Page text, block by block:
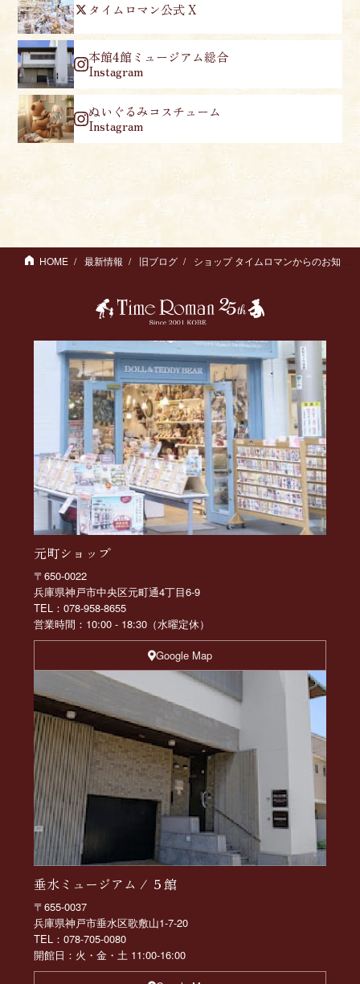
タイムロマン公式 X
本館4館ミュージアム総合
Instagram
ぬいぐるみコスチューム
Instagram
HOME 最新情報 旧ブログ ショップ タイムロマンからのお知らせ
元町ショップ
〒650-0022
兵庫県神戸市中央区元町通4丁目6-9
TEL：078-958-8655
営業時間：10:00 - 18:30（水曜定休）
Google Map
垂水ミュージアム / ５館
〒655-0037
兵庫県神戸市垂水区歌敷山1-7-20
TEL：078-705-0080
開館日：火・金・土 11:00-16:00